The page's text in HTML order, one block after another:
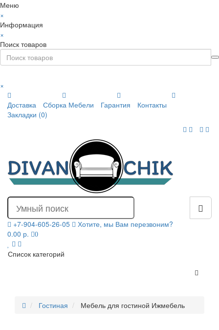
Меню
×
Информация
×
Поиск товаров
×
Доставка
Сборка Мебели Гарантия
Контакты
Закладки (0)
+7-904-605-26-05
Хотите, мы Вам перезвоним?
0.00 р.
0
Список категорий
Гостиная Мебель для гостиной Ижмебель